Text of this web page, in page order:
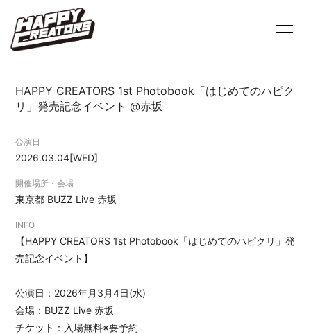
PROFILE SCHEDULE
VIDEO
PHOTO
会員登録 ログイン
HAPPY CREATORS 1st Photobook「はじめてのハピク
リ」発売記念イベント @赤坂
公演日
2026.03.04[WED]
開催場所・会場
東京都 BUZZ Live 赤坂
INFO
【HAPPY CREATORS 1st Photobook「はじめてのハピクリ」発
売記念イベント】
公演日：2026年月3月4日(水)
会場：BUZZ Live 赤坂
チケット：入場無料※要予約